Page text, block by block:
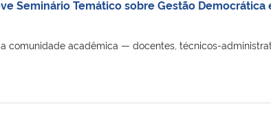
Seminário Temático sobre Gestão Democrática
comunidade acadêmica — docentes, técnicos-